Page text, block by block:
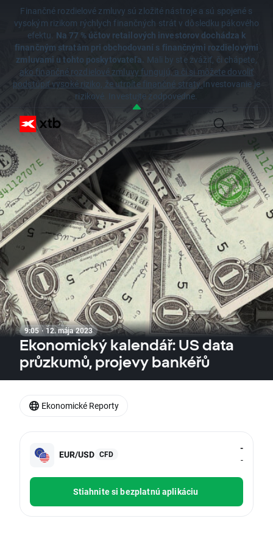
Finančné rozdielové zmluvy sú zložité nástroje a sú spojené s
vysokým rizikom rýchlych finančných strát v dôsledku pákového
efektu. Na 77 % účtov retailových investorov dochádza k
finančným stratám pri obchodovaní s finančnými rozdielovými
zmluvami u tohto poskytovateľa. Mali by ste zvážiť, či chápete,
ako finančné rozdielové zmluvy fungujú, a či si môžete dovoliť
podstúpiť vysoké riziko, že utrpíte finančné straty. Investovanie je
rizikové. Investujte zodpovedne.
9:05 · 12. mája 2023
Ekonomický kalendář: US data
průzkumů, projevy bankéřů
EUR/USD CFD
-
-
Stiahnite si bezplatnú aplikáciu
Ekonomické Reporty